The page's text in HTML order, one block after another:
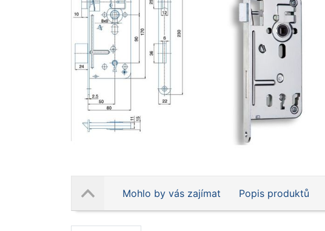
Mohlo by vás zajímat Popis produktů